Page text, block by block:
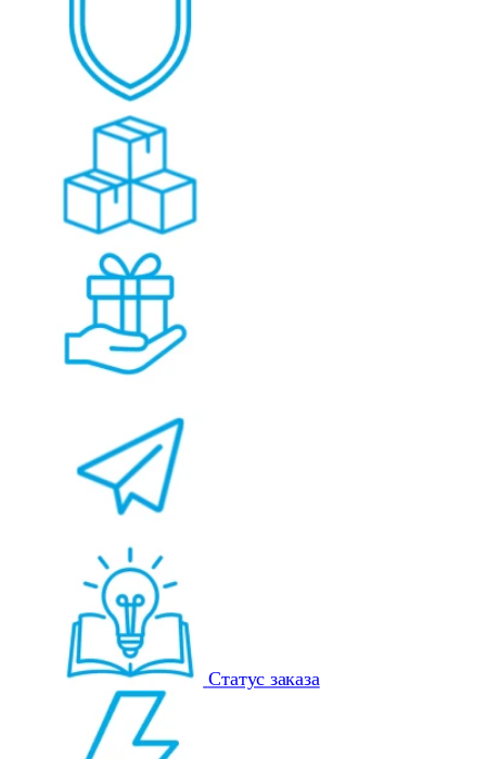
Статус заказа